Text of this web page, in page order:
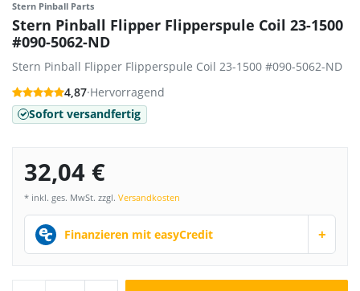
Stern Pinball Parts
Stern Pinball Flipper Flipperspule Coil 23-1500
#090-5062-ND
Stern Pinball Flipper Flipperspule Coil 23-1500 #090-5062-ND
4,87·Hervorragend
Sofort versandfertig
32,04 €
* inkl. ges. MwSt. zzgl. Versandkosten
Finanzieren mit easyCredit +